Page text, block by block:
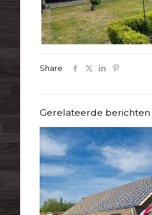
Share
Gerelateerde berichten